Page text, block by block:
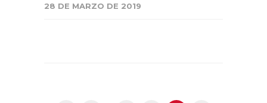
28 DE MARZO DE 2019